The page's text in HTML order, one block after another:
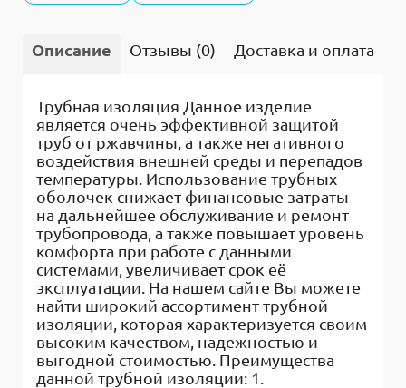
Описание Отзывы (0) Доставка и оплата
Трубная изоляция Данное изделие
является очень эффективной защитой
труб от ржавчины, а также негативного
воздействия внешней среды и перепадов
температуры. Использование трубных
оболочек снижает финансовые затраты
на дальнейшее обслуживание и ремонт
трубопровода, а также повышает уровень
комфорта при работе с данными
системами, увеличивает срок её
эксплуатации. На нашем сайте Вы можете
найти широкий ассортимент трубной
изоляции, которая характеризуется своим
высоким качеством, надежностью и
выгодной стоимостью. Преимущества
данной трубной изоляции: 1.